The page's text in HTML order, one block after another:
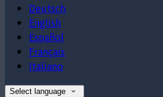
Deutsch
English
Español
Français
Italiano
Select language